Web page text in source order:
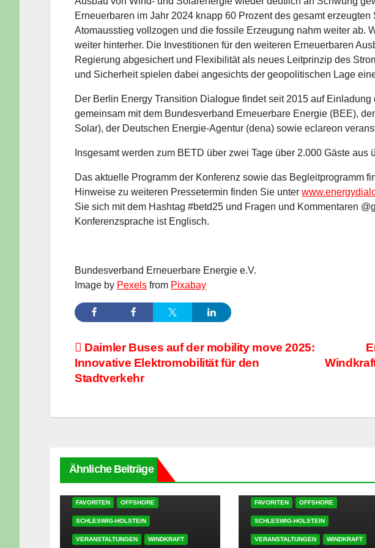
Erneuerbaren im Jahr 2024 knapp 60 Prozent des gesamt
Atomausstieg vollzogen und die fossile Erzeugung nahm weiter ab.
weiter hinterher. Die Investitionen für den weiteren Erneuerbaren
Regierung abgesichert und Flexibilität als neues Leitprinzip des
und Sicherheit spielen dabei angesichts der geopolitischen Lage
Der Berlin Energy Transition Dialogue findet seit 2015 auf
gemeinsam mit dem Bundesverband Erneuerbare Energie (BEE),
Solar), der Deutschen Energie-Agentur (dena) sowie eclareon
Insgesamt werden zum BETD über zwei Tage über 2.000 Gäste aus
Das aktuelle Programm der Konferenz sowie das Begleitprogramm
Hinweise zu weiteren Pressetermin finden Sie unter
Sie sich mit dem Hashtag #betd25 und Fragen und Kommentaren
Konferenzsprache ist Englisch.
Bundesverband Erneuerbare Energie e.V.
Image by Pexels from Pixabay
Beitragsnavigation
Daimler Buses auf der mobility move 2025:
Innovative Elektromobilität für den
Stadtverkehr
Ähnliche Beiträge
FAVORITEN OFFSHORE
SCHLESWIG-HOLSTEIN
VERANSTALTUNGEN WINDKRAFT
FAVORITEN OFFSHORE
SCHLESWIG-HOLSTEIN
VERANSTALTUNGEN WINDKRAFT